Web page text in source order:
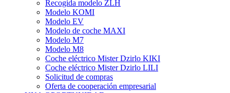
Recogida modelo ZLH
Modelo KOMI
Modelo EV
Modelo de coche MAXI
Modelo M7
Modelo M8
Coche eléctrico Mister Dzirlo KIKI
Coche eléctrico Mister Dzirlo LILI
Solicitud de compras
Oferta de cooperación empresarial